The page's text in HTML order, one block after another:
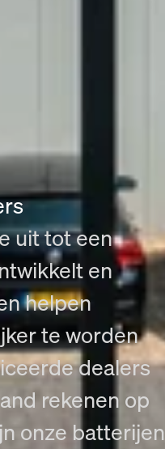
uit tot een
en
helpen
te worden
dealers
rekenen op
onze batterijen